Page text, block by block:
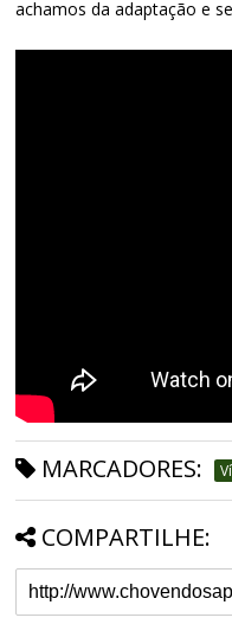
achamos da adaptação e
MARCADORES:
COMPARTILHE: